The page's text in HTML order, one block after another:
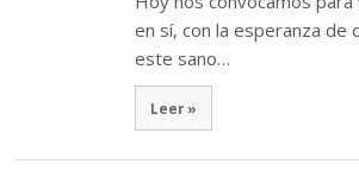
en sí, con la esperanza de
este sano…
Leer »